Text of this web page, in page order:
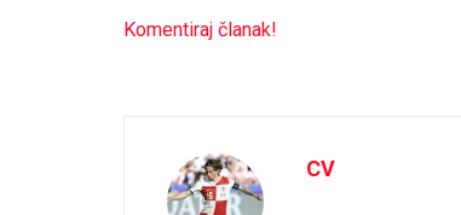
Komentiraj članak!
CV